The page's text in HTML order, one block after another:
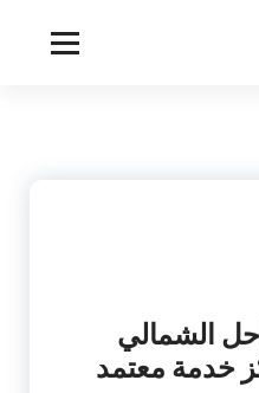
الشمالي
مركز خدمة معتمد